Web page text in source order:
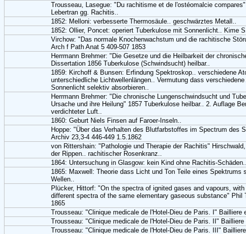
Trousseau, Lasegue: "Du rachitisme et de l'ostéomalcie
Lebertran gg. Rachitis..
1852: Melloni: verbesserte Thermosäule.. geschwärztes Metall..
1852: Ollier, Poncet: operiert Tuberkulose mit Sonnenlicht.. Kime
Virchow: "Das normale Knochenwachstum und die rachitische
Arch f Path Anat 5 409-507 1853
Herrmann Brehmer: "Die Gesetze und die Heilbarkeit der
Dissertation 1856 Tuberkulose (Schwindsucht) heilbar..
1859: Kirchoff & Bunsen: Erfindung Spektroskop.. verschiedene
unterschiedliche Lichtwellenlängen.. Vermutung dass
Sonnenlicht selektiv absorbieren..
Herrmann Brehmer: "Die chronische Lungenschwindsucht und
Ursache und ihre Heilung" 1857 Tuberkulose heilbar.. 2. Auflage
verdichteter Luft..
1860: Geburt Niels Finsen auf Faroer-Inseln..
Hoppe: "Über das Verhalten des Blutfarbstoffes im Spectrum des
Archiv 23,3-4 446-449 1.5.1862
von Rittershain: "Pathologie und Therapie der Rachitis"
der Rippen.. rachitischer Rosenkranz..
1864: Untersuchung in Glasgow: kein Kind ohne Rachitis-Schäden..
1865: Maxwell: Theorie dass Licht und Ton Teile eines Spektrums
Wellen..
Plücker, Hittorf: "On the spectra of ignited gases and vapours,
different spectra of the same elementary gaseous substance" Phil
1865
Trousseau: "Clinique medicale de l'Hotel-Dieu de Paris. I" Bailliere
Trousseau: "Clinique medicale de l'Hotel-Dieu de Paris. II"
Trousseau: "Clinique medicale de l'Hotel-Dieu de Paris. III"